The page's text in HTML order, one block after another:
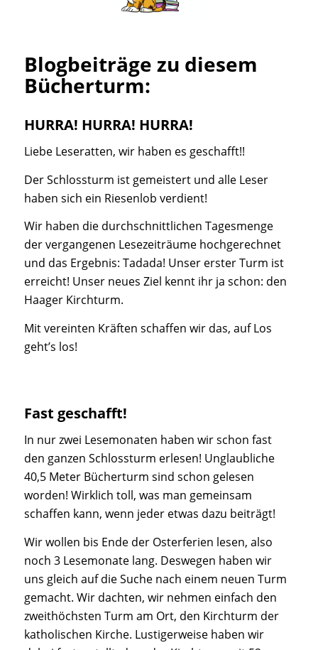
Blogbeiträge zu diesem
Bücherturm:
HURRA! HURRA! HURRA!
Liebe Leseratten, wir haben es geschafft!!
Der Schlossturm ist gemeistert und alle Leser
haben sich ein Riesenlob verdient!
Wir haben die durchschnittlichen Tagesmenge
der vergangenen Lesezeiträume hochgerechnet
und das Ergebnis: Tadada! Unser erster Turm ist
erreicht! Unser neues Ziel kennt ihr ja schon: den
Haager Kirchturm.
Mit vereinten Kräften schaffen wir das, auf Los
geht’s los!
Fast geschafft!
In nur zwei Lesemonaten haben wir schon fast
den ganzen Schlossturm erlesen! Unglaubliche
40,5 Meter Bücherturm sind schon gelesen
worden! Wirklich toll, was man gemeinsam
schaffen kann, wenn jeder etwas dazu beiträgt!
Wir wollen bis Ende der Osterferien lesen, also
noch 3 Lesemonate lang. Deswegen haben wir
uns gleich auf die Suche nach einem neuen Turm
gemacht. Wir dachten, wir nehmen einfach den
zweithöchsten Turm am Ort, den Kirchturm der
katholischen Kirche. Lustigerweise haben wir